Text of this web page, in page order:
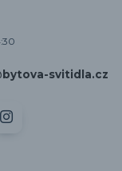
svitidla.cz